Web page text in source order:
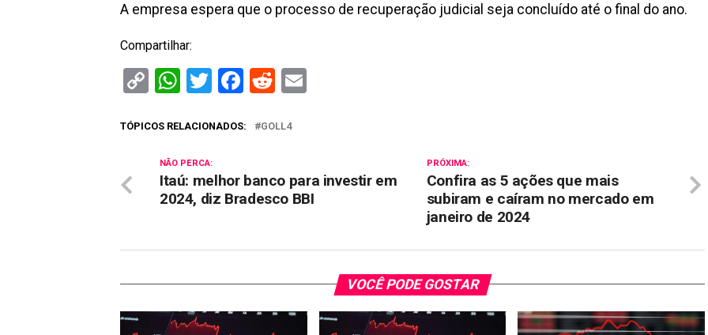
A empresa espera que o processo de recuperação judicial seja concluído até o final do ano.
Compartilhar:
CopyWhatsApp
Twitter
Facebook
Reddit
TÓPICOS RELACIONADOS: GOLL4
PRÓXIMA:
Confira as 5 ações que mais
subiram e caíram no mercado em
janeiro de 2024
NÃO PERCA:
Itaú: melhor banco para investir em
2024, diz Bradesco BBI
VOCÊ PODE GOSTAR